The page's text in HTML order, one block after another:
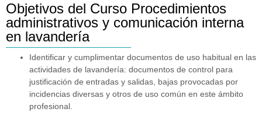
Objetivos del Curso Procedimientos
administrativos y comunicación interna
en lavandería
Identificar y cumplimentar documentos de uso habitual en las
actividades de lavandería: documentos de control para
justificación de entradas y salidas, bajas provocadas por
incidencias diversas y otros de uso común en este ámbito
profesional.